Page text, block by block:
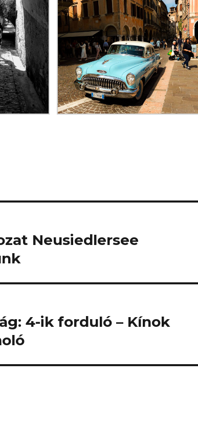
Neusiedlersee
4-ik forduló – Kínok